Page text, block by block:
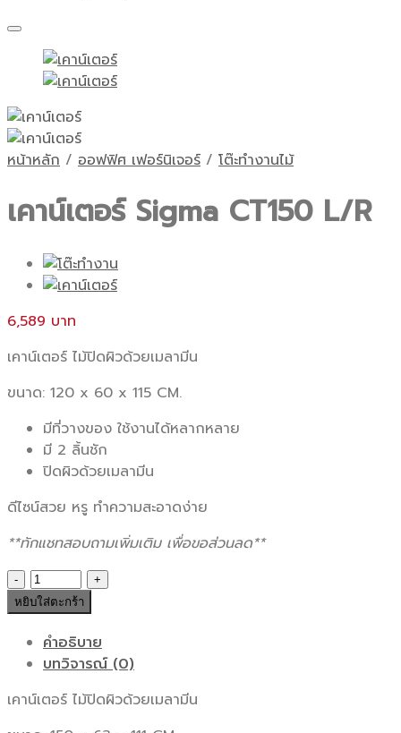
หน้าหลัก / ออฟฟิศ เฟอร์นิเจอร์ / โต๊ะทำงานไม้
เคาน์เตอร์ Sigma CT150 L/R
6,589
เคาน์เตอร์ ไม้ปิดผิวด้วยเมลามีน
ขนาด: 120 x 60 x 115 CM.
มีที่วางของ ใช้งานได้หลากหลาย
มี 2 ลิ้นชัก
ปิดผิวด้วยเมลามีน
ดีไซน์สวย หรู ทำความสะอาดง่าย
**ทักแชทสอบถามเพิ่มเติม เพื่อขอส่วนลด**
จำนวน
เคาน์เตอร์
Sigma
CT150
L/R
หยิบใส่ตะกร้า
คำอธิบาย
บทวิจารณ์ (0)
เคาน์เตอร์ ไม้ปิดผิวด้วยเมลามีน